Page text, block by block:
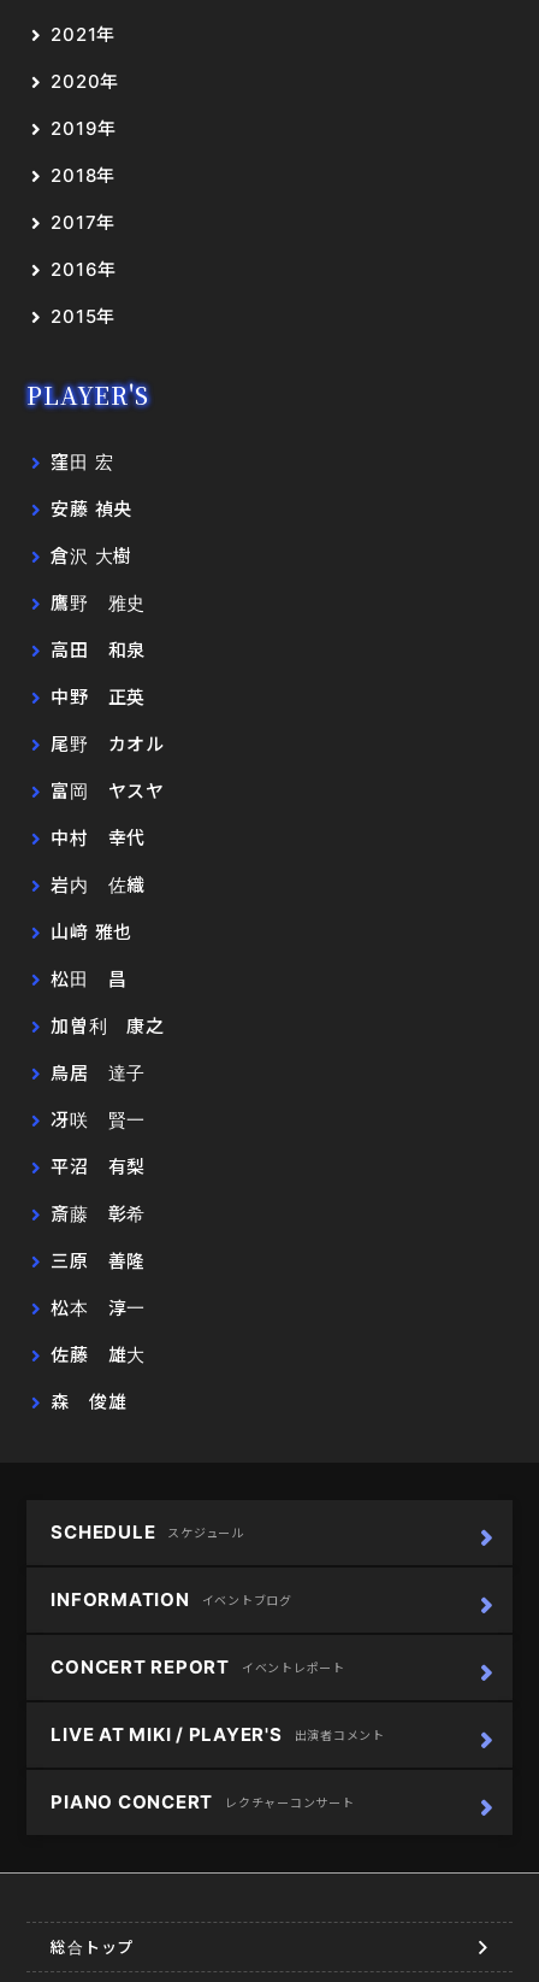
2021年
2020年
2019年
2018年
2017年
2016年
2015年
PLAYER'S
窪田 宏
安藤 禎央
倉沢 大樹
鷹野 雅史
高田 和泉
中野 正英
尾野 カオル
富岡 ヤスヤ
中村 幸代
岩内 佐織
山﨑 雅也
松田 昌
加曽利 康之
鳥居 達子
冴咲 賢一
平沼 有梨
斎藤 彰希
三原 善隆
松本 淳一
佐藤 雄大
森 俊雄
SCHEDULE スケジュール
INFORMATION イベントブログ
CONCERT REPORT イベントレポート
LIVE AT MIKI / PLAYER'S 出演者コメント
PIANO CONCERT レクチャーコンサート
総合トップ